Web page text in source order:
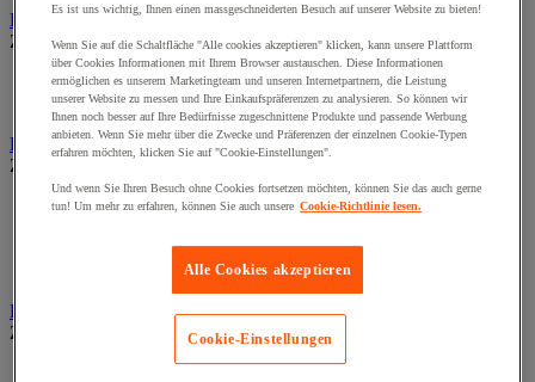
Beschilderung
Zur gesamten Produktgruppe
Halter für Türschild und Hinweisschild
Hinweisschild auf Befestigungspaltte
Bodenmatten für Büro- und Gemeinschaftsräume
Zur gesamten Produktgruppe
Anti-Ermüdungsmatte für Büroräume
Gittermatte für Gemeinschaftsräume
Matte für Eingangsbereich
Büromaterial und Büromöbel
Zur gesamten Produktgruppe
Es ist uns wichtig, Ihnen einen massgeschneiderten Besuch auf unserer Website zu bieten!
Wenn Sie auf die Schaltfläche "Alle cookies akzeptieren" klicken, kann unsere Plattform
über Cookies Informationen mit Ihrem Browser austauschen. Diese Informationen
ermöglichen es unserem Marketingteam und unseren Internetpartnern, die Leistung
unserer Website zu messen und Ihre Einkaufspräferenzen zu analysieren. So können wir
Ihnen noch besser auf Ihre Bedürfnisse zugeschnittene Produkte und passende Werbung
anbieten. Wenn Sie mehr über die Zwecke und Präferenzen der einzelnen Cookie-Typen
erfahren möchten, klicken Sie auf "Cookie-Einstellungen".
Und wenn Sie Ihren Besuch ohne Cookies fortsetzen möchten, können Sie das auch gerne
tun! Um mehr zu erfahren, können Sie auch unsere Cookie-Richtlinie lesen.
Alle Cookies akzeptieren
Cookie-Einstellungen